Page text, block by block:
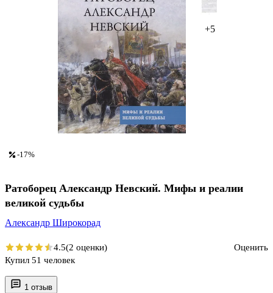
+5
1 отзыв
-17%
Ратоборец Александр Невский. Мифы и реалии
великой судьбы
Александр Широкорад
4.5(2 оценки)
Оценить
Купил 51 человек